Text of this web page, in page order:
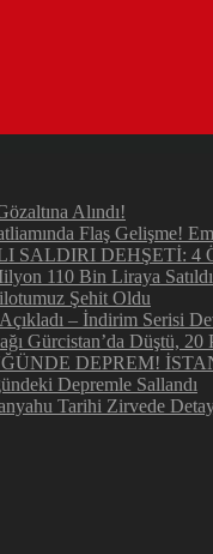
Alındı!
Flaş Gelişme!
SALDIRI DEHŞETİ: 4
110 Bin Liraya
Şehit Oldu
– İndirim Serisi
Gürcistan’da Düştü, 20
DEPREM!
Depremle Sallandı
Tarihi Zirvede